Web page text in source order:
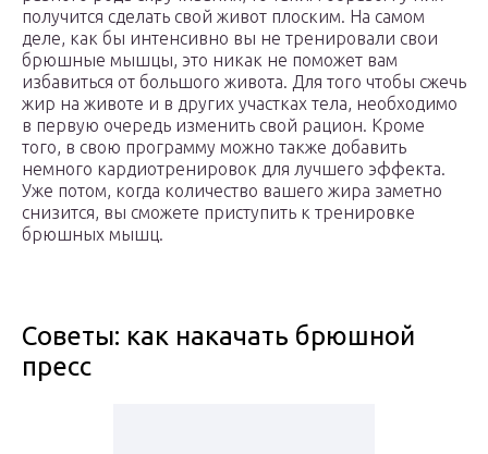
получится сделать свой живот плоским. На самом
деле, как бы интенсивно вы не тренировали свои
брюшные мышцы, это никак не поможет вам
избавиться от большого живота. Для того чтобы сжечь
жир на животе и в других участках тела, необходимо
в первую очередь изменить свой рацион. Кроме
того, в свою программу можно также добавить
немного кардиотренировок для лучшего эффекта.
Уже потом, когда количество вашего жира заметно
снизится, вы сможете приступить к тренировке
брюшных мышц.
Советы: как накачать брюшной
пресс